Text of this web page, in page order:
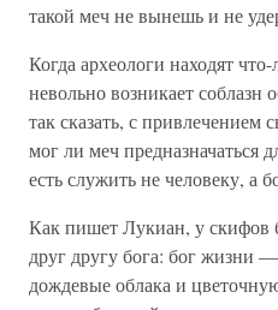
такой меч не вынешь и не
Когда археологи находят
невольно возникает соблазн
так сказать, с привлечением
мог ли меч предназначаться
есть служить не человеку, а
Как пишет Лукиан, у скифов
друг другу бога: бог жизни
дождевые облака и